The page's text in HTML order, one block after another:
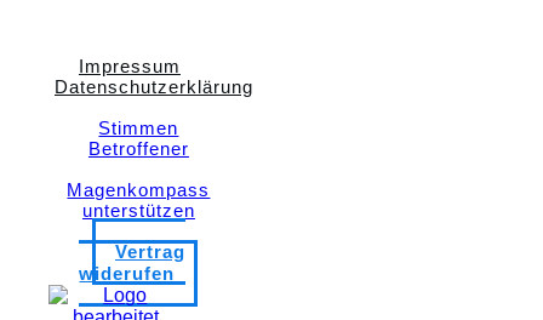
Impressum
Datenschutzerklärung
Stimmen
Betroffener
Magenkompass
unterstützen
Vertrag
widerufen